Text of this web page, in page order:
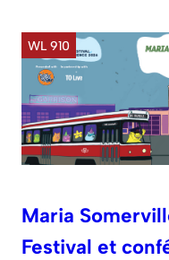
WL 910
Maria
Festival et